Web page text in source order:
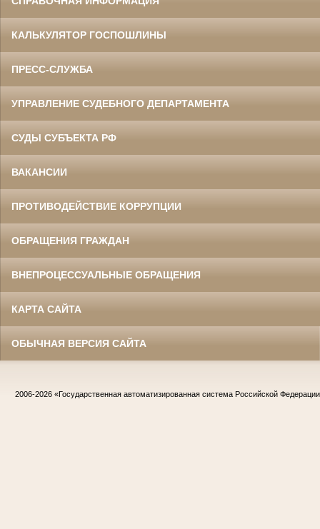
КАЛЬКУЛЯТОР ГОСПОШЛИНЫ
ПРЕСС-СЛУЖБА
УПРАВЛЕНИЕ СУДЕБНОГО ДЕПАРТАМЕНТА
СУДЫ СУБЪЕКТА РФ
ВАКАНСИИ
ПРОТИВОДЕЙСТВИЕ КОРРУПЦИИ
ОБРАЩЕНИЯ ГРАЖДАН
ВНЕПРОЦЕССУАЛЬНЫЕ ОБРАЩЕНИЯ
КАРТА САЙТА
ОБЫЧНАЯ ВЕРСИЯ САЙТА
2006-2026 «Государственная автоматизированная система Российской